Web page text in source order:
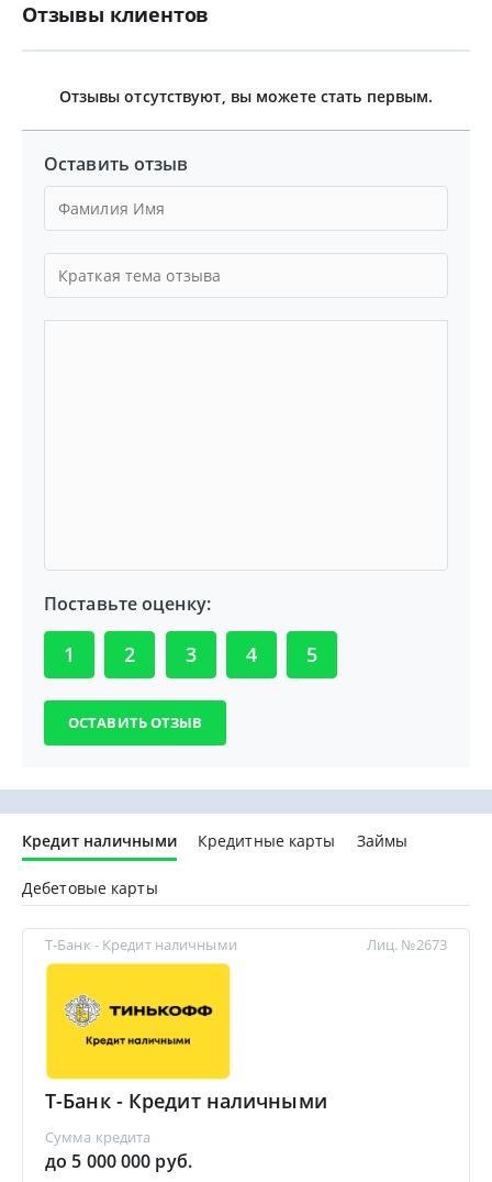
Отзывы клиентов
Отзывы отсутствуют, вы можете стать первым.
Оставить отзыв
Поставьте оценку:
1 2 3 4 5
Кредит наличными Кредитные карты Займы
Дебетовые карты
Т-Банк - Кредит наличными
Т-Банк - Кредит наличными
Сумма кредита
до 5 000 000 руб.
Лиц. №2673